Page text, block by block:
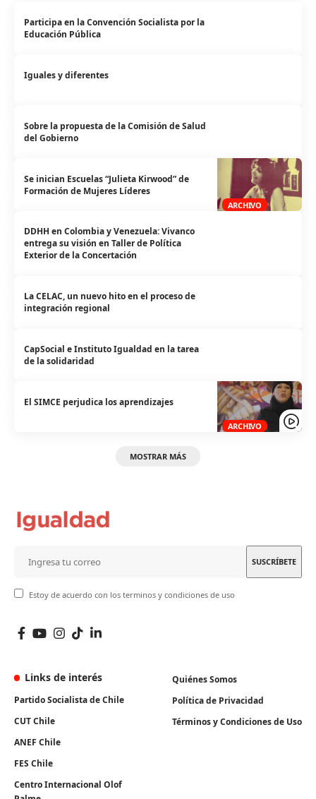
Participa en la Convención Socialista por la
Educación Pública
Iguales y diferentes
Sobre la propuesta de la Comisión de Salud
del Gobierno
ARCHIVO
Se inician Escuelas “Julieta Kirwood” de
Formación de Mujeres Líderes
DDHH en Colombia y Venezuela: Vivanco
entrega su visión en Taller de Política
Exterior de la Concertación
La CELAC, un nuevo hito en el proceso de
integración regional
CapSocial e Instituto Igualdad en la tarea
de la solidaridad
ARCHIVO
El SIMCE perjudica los aprendizajes
MOSTRAR MÁS
Estoy de acuerdo con los terminos y condiciones de uso
Links de interés
Partido Socialista de Chile
CUT Chile
ANEF Chile
FES Chile
Centro Internacional Olof
Quiénes Somos
Política de Privacidad
Términos y Condiciones de Uso